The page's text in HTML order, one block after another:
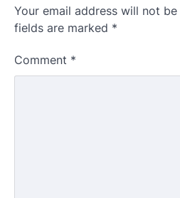
Your email address will not be
fields are marked *
Comment *